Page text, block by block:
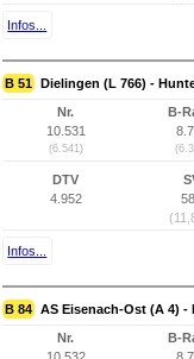
Infos...
B 51 Dielingen (L 766) -
Nr.
10.531
(6.541)
B-
DTV
4.952
Infos...
B 84 AS Eisenach-Ost (A 4)
Nr.
B-